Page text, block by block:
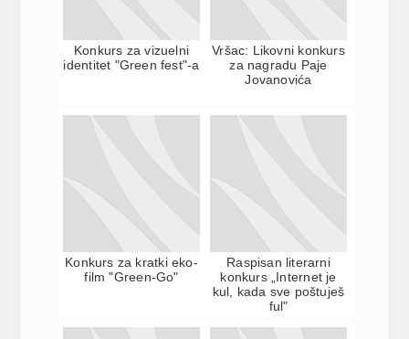
Konkurs za vizuelni
identitet "Green fest"-a
Vršac: Likovni konkurs
za nagradu Paje
Jovanovića
Konkurs za kratki eko-
film "Green-Go"
Raspisan literarni
konkurs „Internet je
kul, kada sve poštuješ
ful"